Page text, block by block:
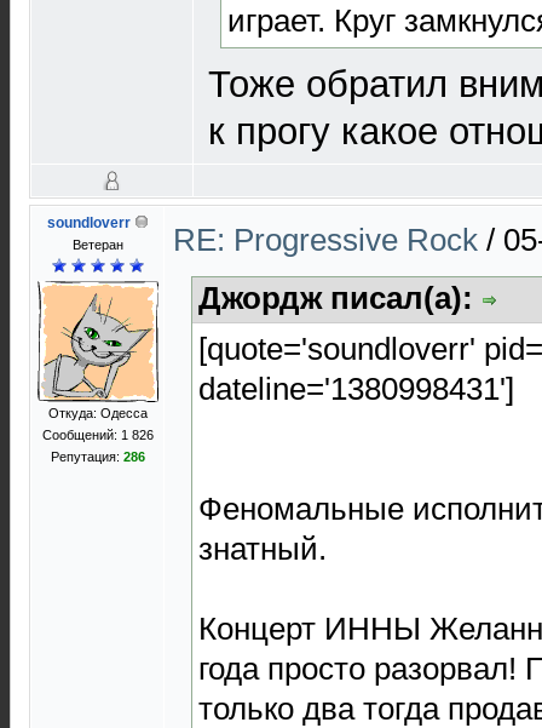
играет. Круг
Тоже обратил
к прогу какое
soundloverr
Ветеран
Откуда: Одесса
Сообщений: 1 826
Репутация: 286
RE: Progressive Rock /
Джордж писал(а):
[quote='soundloverr'
dateline='1380998431']
Феномальные
знатный.
Концерт ИННЫ
года просто
только два тогда